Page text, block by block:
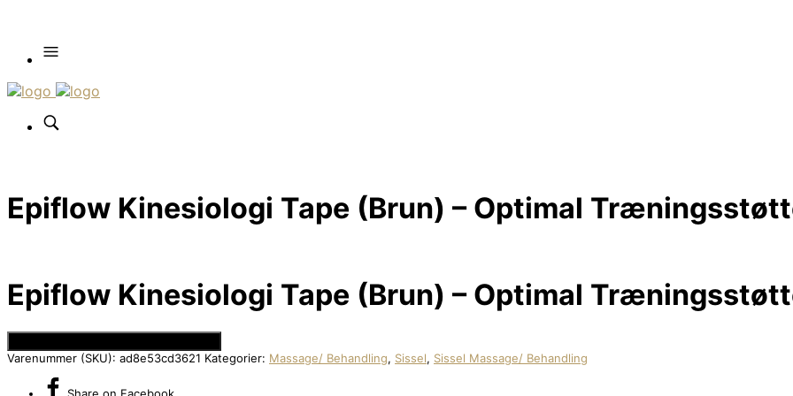
Epiflow Kinesiologi Tape (Brun) – Optimal
Epiflow Kinesiologi Tape (Brun) – Optimal
Varenummer (SKU): ad8e53cd3621 Kategorier: Massage/ Behandling, Sissel, Sissel Massage/ Behandling
Share on Facebook